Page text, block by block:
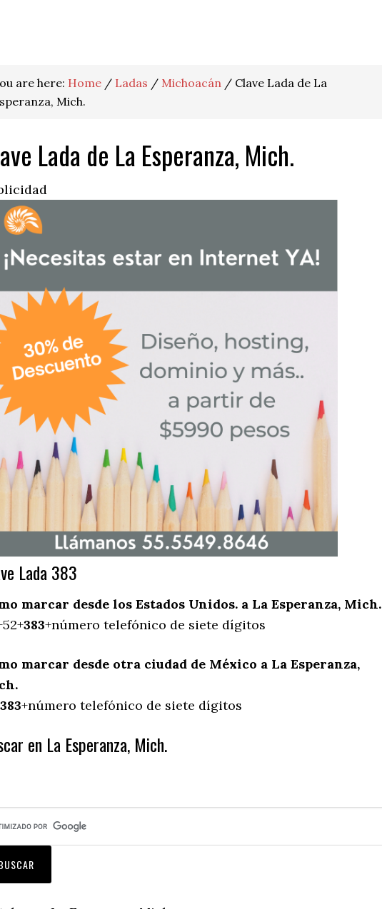
are here: Home / Ladas / Michoacán / Clave Lada de La
Mich.
Lada de La Esperanza, Mich.
Lada 383
marcar desde los Estados Unidos. a La Esperanza, Mich.
383+número telefónico de siete dígitos
marcar desde otra ciudad de México a La Esperanza,
383+número telefónico de siete dígitos
en La Esperanza, Mich.